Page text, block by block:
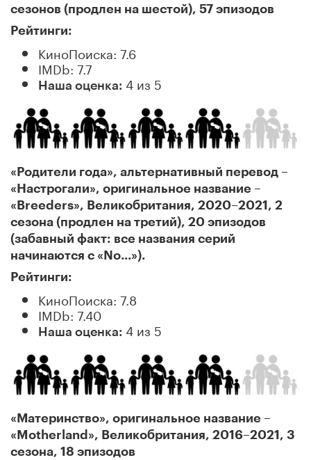
сезонов (продлен на шестой), 57 эпизодов
Рейтинги:
КиноПоиска: 7.6
IMDb: 7.7
Наша оценка: 4 из 5
«Родители года», альтернативный перевод –
«Настрогали», оригинальное название –
«Breeders», Великобритания, 2020–2021, 2
сезона (продлен на третий), 20 эпизодов
(забавный факт: все названия серий
начинаются с «No...»).
Рейтинги:
КиноПоиска: 7.8
IMDb: 7.40
Наша оценка: 4 из 5
«Материнство», оригинальное название –
«Motherland», Великобритания, 2016–2021, 3
сезона, 18 эпизодов